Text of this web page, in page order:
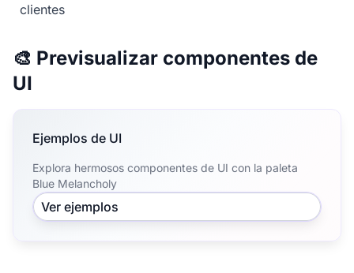
clientes
🎨 Previsualizar componentes de
UI
Ejemplos de UI
Explora hermosos componentes de UI con la paleta
Blue Melancholy
Ver ejemplos